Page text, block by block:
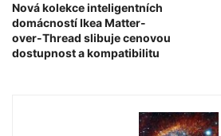
Nová kolekce inteligentních
domácností Ikea Matter-
over-Thread slibuje cenovou
dostupnost a kompatibilitu